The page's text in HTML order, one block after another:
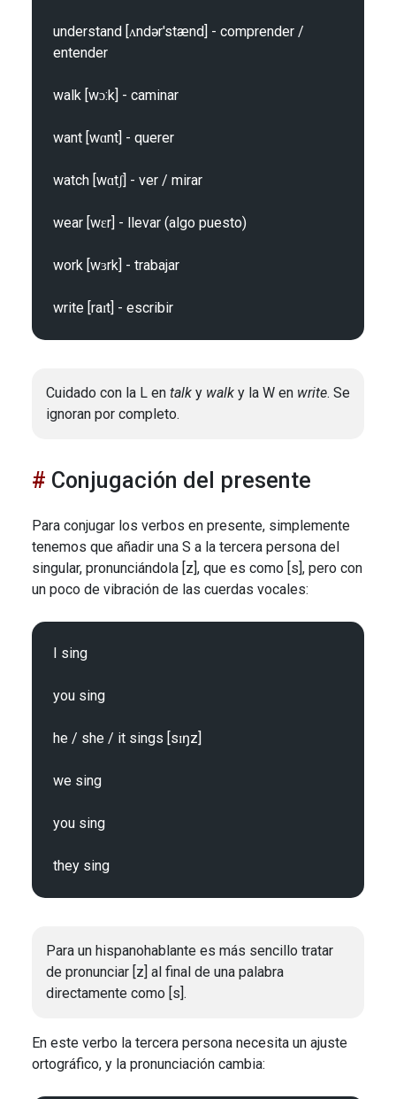
understand [ʌndər'stænd] - comprender /
entender
walk [wɔ:k] - caminar
want [wɑnt] - querer
watch [wɑtʃ] - ver / mirar
wear [wɛr] - llevar (algo puesto)
work [wɜrk] - trabajar
Cuidado con la L en talk y walk y la W en write. Se
ignoran por completo.
Conjugación del presente
Para conjugar los verbos en presente, simplemente
tenemos que añadir una S a la tercera persona del
singular, pronunciándola [z], que es como [s], pero con
un poco de vibración de las cuerdas vocales:
I sing
you sing
he / she / it sings [sɪŋz]
we sing
you sing
Para un hispanohablante es más sencillo tratar
de pronunciar [z] al final de una palabra
directamente como [s].
En este verbo la tercera persona necesita un ajuste
ortográfico, y la pronunciación cambia: